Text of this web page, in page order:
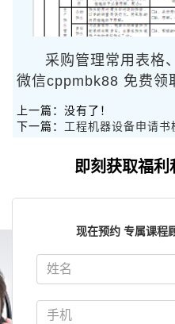
采购管理常用表格
微信cppmbk88 免费领
上一篇：没有了！
下一篇： 工程机器设备申请书
即刻获取福利
现在预约 专属课程